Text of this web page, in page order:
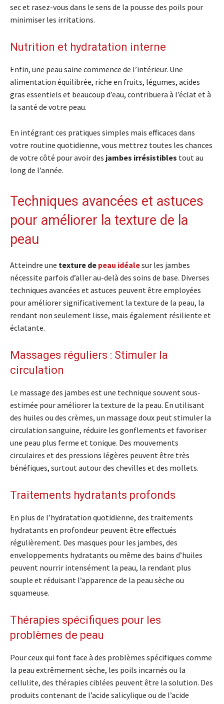
sec et rasez-vous dans le sens de la pousse des poils pour
minimiser les irritations.
Nutrition et hydratation interne
Enfin, une peau saine commence de l’intérieur. Une
alimentation équilibrée, riche en fruits, légumes, acides
gras essentiels et beaucoup d’eau, contribuera à l’éclat et à
la santé de votre peau.
En intégrant ces pratiques simples mais efficaces dans
votre routine quotidienne, vous mettrez toutes les chances
de votre côté pour avoir des jambes irrésistibles tout au
long de l’année.
Techniques avancées et astuces
pour améliorer la texture de la
peau
Atteindre une texture de peau idéalesur les jambes
nécessite parfois d’aller au-delà des soins de base. Diverses
techniques avancées et astuces peuvent être employées
pour améliorer significativement la texture de la peau, la
rendant non seulement lisse, mais également résiliente et
éclatante.
Massages réguliers : Stimuler la
circulation
Le massage des jambes est une technique souvent sous-
estimée pour améliorer la texture de la peau. En utilisant
des huiles ou des crèmes, un massage doux peut stimuler la
circulation sanguine, réduire les gonflements et favoriser
une peau plus ferme et tonique. Des mouvements
circulaires et des pressions légères peuvent être très
bénéfiques, surtout autour des chevilles et des mollets.
Traitements hydratants profonds
En plus de l’hydratation quotidienne, des traitements
hydratants en profondeur peuvent être effectués
régulièrement. Des masques pour les jambes, des
enveloppements hydratants ou même des bains d’huiles
peuvent nourrir intensément la peau, la rendant plus
souple et réduisant l’apparence de la peau sèche ou
squameuse.
Thérapies spécifiques pour les
problèmes de peau
Pour ceux qui font face à des problèmes spécifiques comme
la peau extrêmement sèche, les poils incarnés ou la
cellulite, des thérapies ciblées peuvent être la solution. Des
produits contenant de l’acide salicylique ou de l’acide